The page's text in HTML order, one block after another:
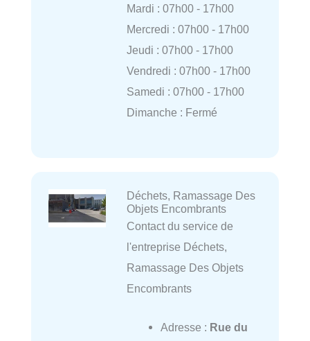
Mardi : 07h00 - 17h00
Mercredi : 07h00 - 17h00
Jeudi : 07h00 - 17h00
Vendredi : 07h00 - 17h00
Samedi : 07h00 - 17h00
Dimanche : Fermé
Déchets, Ramassage Des
Objets Encombrants
Contact du service de
l'entreprise Déchets,
Ramassage Des Objets
Encombrants
Adresse : Rue du